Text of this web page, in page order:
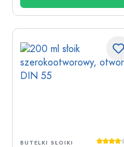
BUTELKI SŁOIKI